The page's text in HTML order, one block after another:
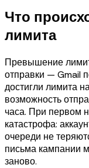
Что
лимита
Превышение
отправки — Gmail
достигли лимита
возможность
часа. При первом
катастрофа:
очереди не
письма кампании
заново.